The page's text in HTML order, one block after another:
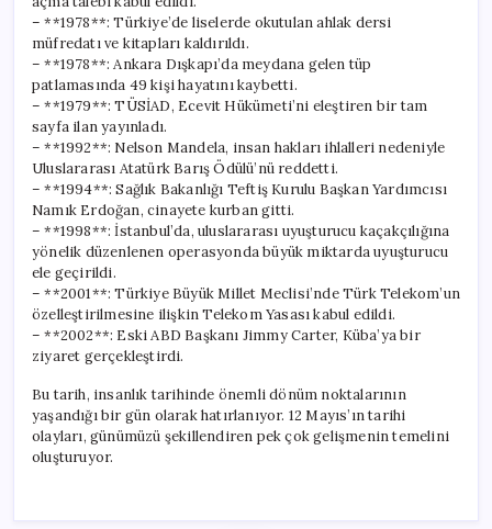
– **1978**: Türkiye’de liselerde okutulan ahlak dersi
müfredatı ve kitapları kaldırıldı.
– **1978**: Ankara Dışkapı’da meydana gelen tüp
patlamasında 49 kişi hayatını kaybetti.
– **1979**: TÜSİAD, Ecevit Hükümeti’ni eleştiren bir tam
sayfa ilan yayınladı.
– **1992**: Nelson Mandela, insan hakları ihlalleri nedeniyle
Uluslararası Atatürk Barış Ödülü’nü reddetti.
– **1994**: Sağlık Bakanlığı Teftiş Kurulu Başkan Yardımcısı
Namık Erdoğan, cinayete kurban gitti.
– **1998**: İstanbul’da, uluslararası uyuşturucu kaçakçılığına
yönelik düzenlenen operasyonda büyük miktarda uyuşturucu
ele geçirildi.
– **2001**: Türkiye Büyük Millet Meclisi’nde Türk Telekom’un
özelleştirilmesine ilişkin Telekom Yasası kabul edildi.
– **2002**: Eski ABD Başkanı Jimmy Carter, Küba’ya bir
ziyaret gerçekleştirdi.
Bu tarih, insanlık tarihinde önemli dönüm noktalarının
yaşandığı bir gün olarak hatırlanıyor. 12 Mayıs’ın tarihi
olayları, günümüzü şekillendiren pek çok gelişmenin temelini
oluşturuyor.